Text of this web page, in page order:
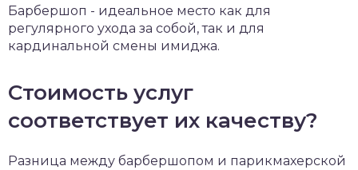
Барбершоп - идеальное место как для
регулярного ухода за собой, так и для
кардинальной смены имиджа.
Стоимость услуг
соответствует их качеству?
Разница между барбершопом и парикмахерской